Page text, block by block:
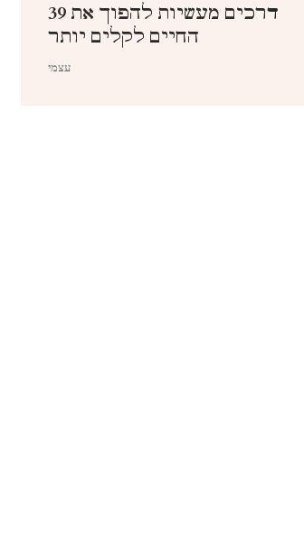
39 דרכים מעשיות להפוך את
החיים לקלים יותר
עצמי